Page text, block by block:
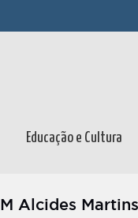
Educação e Cultura
Alcides